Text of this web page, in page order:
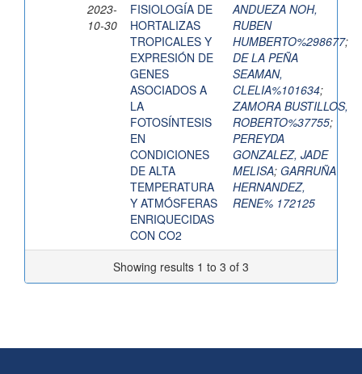
2023-
10-30
FISIOLOGÍA DE
HORTALIZAS
TROPICALES Y
EXPRESIÓN DE
GENES
ASOCIADOS A
LA
FOTOSÍNTESIS
EN
CONDICIONES
DE ALTA
TEMPERATURA
Y ATMÓSFERAS
ENRIQUECIDAS
CON CO2
ANDUEZA NOH,
RUBEN
HUMBERTO%298677;
DE LA PEÑA
SEAMAN,
CLELIA%101634;
ZAMORA BUSTILLOS,
ROBERTO%37755;
PEREYDA
GONZALEZ, JADE
MELISA; GARRUÑA
HERNANDEZ,
RENE% 172125
Showing results 1 to 3 of 3